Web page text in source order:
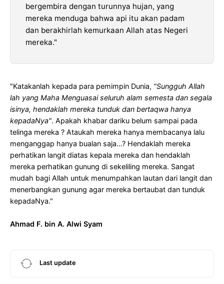
bergembira dengan turunnya hujan, yang
mereka menduga bahwa api itu akan padam
dan berakhirlah kemurkaan Allah atas Negeri
mereka."
"Katakanlah kepada para pemimpin Dunia, "Sungguh Allah
lah yang Maha Menguasai seluruh alam semesta dan segala
isinya, hendaklah mereka tunduk dan bertaqwa hanya
kepadaNya". Apakah khabar dariku belum sampai pada
telinga mereka ? Ataukah mereka hanya membacanya lalu
menganggap hanya bualan saja...? Hendaklah mereka
perhatikan langit diatas kepala mereka dan hendaklah
mereka perhatikan gunung di sekeliling mereka. Sangat
mudah bagi Allah untuk menumpahkan lautan dari langit dan
menerbangkan gunung agar mereka bertaubat dan tunduk
kepadaNya."
Ahmad F. bin A. Alwi Syam
Last update